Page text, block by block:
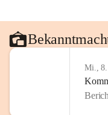
Mi., 8.